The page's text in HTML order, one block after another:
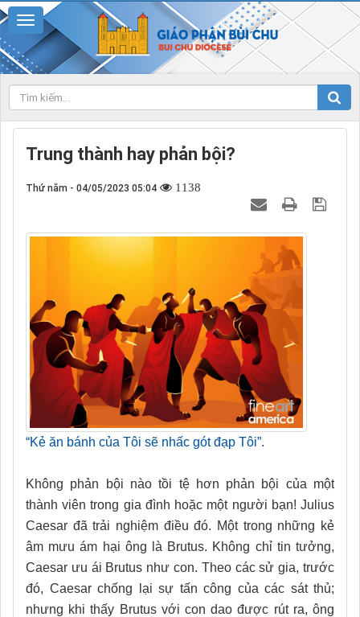
Trung thành hay phản bội?
Thứ năm - 04/05/2023 05:04 1138
“Kẻ ăn bánh của Tôi sẽ nhấc gót đạp Tôi”.
Không phản bội nào tồi tệ hơn phản bội của một
thành viên trong gia đình hoặc một người bạn! Julius
Caesar đã trải nghiệm điều đó. Một trong những kẻ
âm mưu ám hại ông là Brutus. Không chỉ tin tưởng,
Caesar ưu ái Brutus như con. Theo các sử gia, trước
đó, Caesar chống lại sự tấn công của các sát thủ;
nhưng khi thấy Brutus với con dao được rút ra, ông